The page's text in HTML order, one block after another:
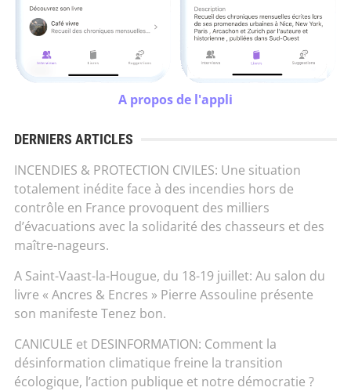
A propos de l'appli
DERNIERS ARTICLES
INCENDIES & PROTECTION CIVILES: Une situation
totalement inédite face à des incendies hors de
contrôle en France provoquent des milliers
d’évacuations avec la solidarité des chasseurs et des
maître-nageurs.
A Saint-Vaast-la-Hougue, du 18-19 juillet: Au salon du
livre « Ancres & Encres » Pierre Assouline présente
son manifeste Tenez bon.
CANICULE et DESINFORMATION: Comment la
désinformation climatique freine la transition
écologique, l’action publique et notre démocratie ?